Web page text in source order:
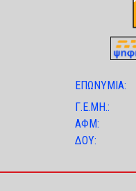
ΕΠΩΝΥΜΙΑ:
Γ.Ε.ΜΗ.:
ΑΦΜ:
ΔΟΥ: